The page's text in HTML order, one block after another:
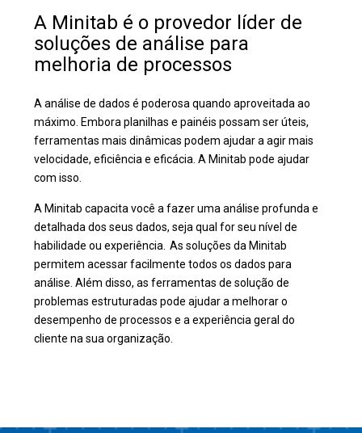
A Minitab é o provedor líder de
soluções de análise para
melhoria de processos
A análise de dados é poderosa quando aproveitada ao
máximo. Embora planilhas e painéis possam ser úteis,
ferramentas mais dinâmicas podem ajudar a agir mais
velocidade, eficiência e eficácia. A Minitab pode ajudar
com isso.
A Minitab capacita você a fazer uma análise profunda e
detalhada dos seus dados, seja qual for seu nível de
habilidade ou experiência. As soluções da Minitab
permitem acessar facilmente todos os dados para
análise. Além disso, as ferramentas de solução de
problemas estruturadas pode ajudar a melhorar o
desempenho de processos e a experiência geral do
cliente na sua organização.